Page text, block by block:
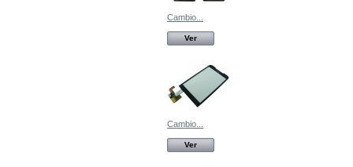
Cambio...
Ver
Cambio...
Ver